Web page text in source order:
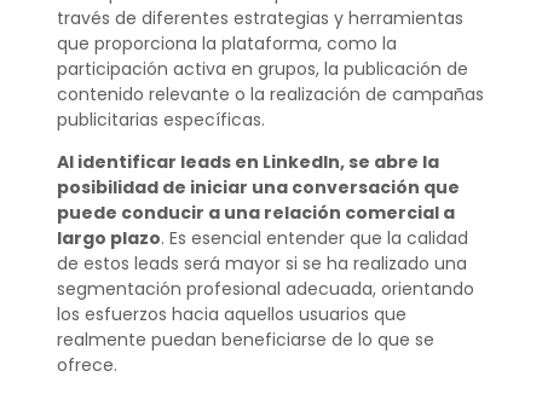
través de diferentes estrategias y herramientas
que proporciona la plataforma, como la
participación activa en grupos, la publicación de
contenido relevante o la realización de campañas
publicitarias específicas.
Al identificar leads en LinkedIn, se abre la
posibilidad de iniciar una conversación que
puede conducir a una relación comercial a
largo plazo. Es esencial entender que la calidad
de estos leads será mayor si se ha realizado una
segmentación profesional adecuada, orientando
los esfuerzos hacia aquellos usuarios que
realmente puedan beneficiarse de lo que se
ofrece.